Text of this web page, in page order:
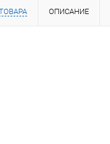
ОПИСАНИЕ